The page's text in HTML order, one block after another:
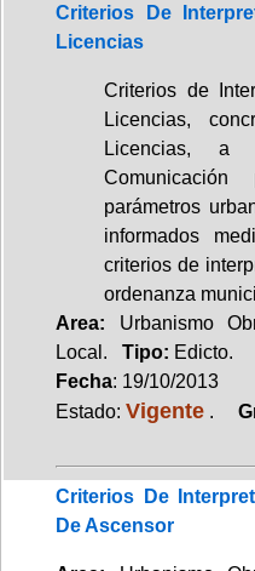
Criterios De
Licencias
Criterios de
Licencias,
Licencias, a
parámetros
informados
criterios de
ordenanza
Area: Urbanismo
Local. Tipo: Edicto.
Fecha: 19/10/2013
Estado: Vigente .
Criterios De
De Ascensor